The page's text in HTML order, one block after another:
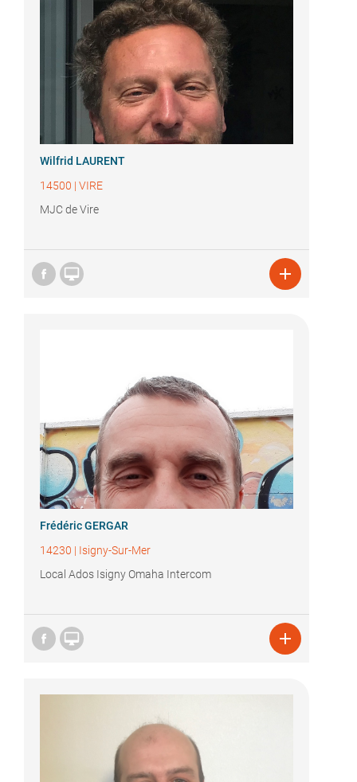
Wilfrid LAURENT
14500 | VIRE
MJC de Vire
 
Frédéric GERGAR
14230 | Isigny-Sur-Mer
Local Ados Isigny Omaha Intercom
 